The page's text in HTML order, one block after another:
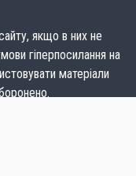
якщо в них не
гіперпосилання на
матеріали